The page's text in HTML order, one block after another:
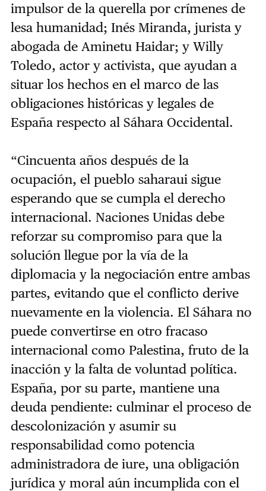
impulsor de la querella por crímenes de
lesa humanidad; Inés Miranda, jurista y
abogada de Aminetu Haidar; y Willy
Toledo, actor y activista, que ayudan a
situar los hechos en el marco de las
obligaciones históricas y legales de
España respecto al Sáhara Occidental.
“Cincuenta años después de la
ocupación, el pueblo saharaui sigue
esperando que se cumpla el derecho
internacional. Naciones Unidas debe
reforzar su compromiso para que la
solución llegue por la vía de la
diplomacia y la negociación entre ambas
partes, evitando que el conflicto derive
nuevamente en la violencia. El Sáhara no
puede convertirse en otro fracaso
internacional como Palestina, fruto de la
inacción y la falta de voluntad política.
España, por su parte, mantiene una
deuda pendiente: culminar el proceso de
descolonización y asumir su
responsabilidad como potencia
administradora de iure, una obligación
jurídica y moral aún incumplida con el